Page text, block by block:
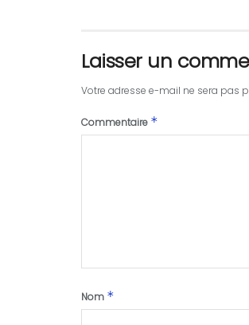
Laisser un
Votre adresse e-mail ne sera pas
Commentaire *
Nom *